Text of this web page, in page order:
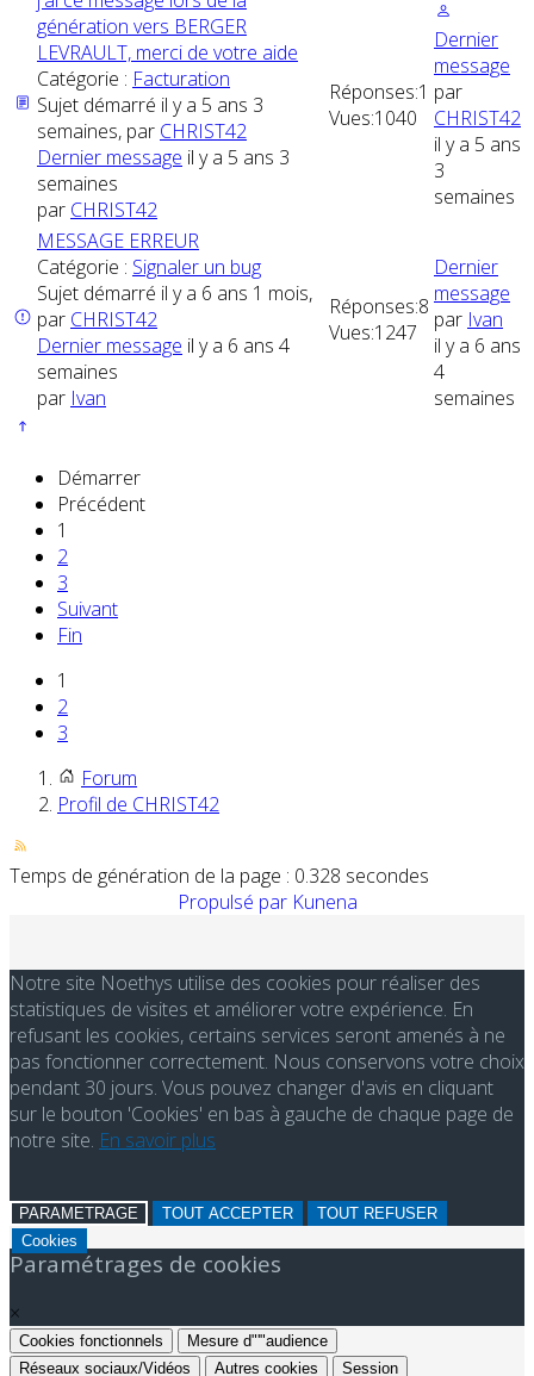
génération vers BERGER
LEVRAULT, merci de votre aide
Catégorie : Facturation
Sujet démarré il y a 5 ans 3
semaines, par CHRIST42
Dernier message il y a 5 ans 3
semaines
par CHRIST42
Réponses:1
Vues:1040
Dernier
message
par
CHRIST42
il y a 5 ans
3
semaines
MESSAGE ERREUR
Catégorie : Signaler un bug
Sujet démarré il y a 6 ans 1 mois,
par CHRIST42
Dernier message il y a 6 ans 4
semaines
par Ivan
Réponses:8
Vues:1247
Dernier
message
par Ivan
il y a 6 ans
4
semaines
Démarrer
Précédent
1
2
3
Suivant
Fin
1
2
3
Forum
Profil de CHRIST42
Temps de génération de la page : 0.328 secondes
Propulsé par Kunena
Notre site Noethys utilise des cookies pour réaliser des
statistiques de visites et améliorer votre expérience. En
refusant les cookies, certains services seront amenés à ne
pas fonctionner correctement. Nous conservons votre choix
pendant 30 jours. Vous pouvez changer d'avis en cliquant
sur le bouton 'Cookies' en bas à gauche de chaque page de
notre site. En savoir plus
PARAMETRAGE TOUT ACCEPTER
TOUT REFUSER
Cookies
Paramétrages de cookies
×
Cookies fonctionnels
Mesure d"'"audience
Réseaux sociaux/Vidéos
Autres cookies Session